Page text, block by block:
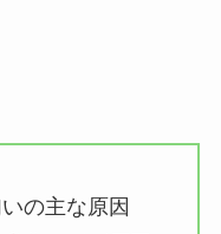
の主な原因